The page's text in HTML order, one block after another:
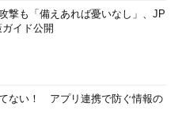
撃も「備えあれば憂いなし」、JP
イド公開
ない！ アプリ連携で防ぐ情報の